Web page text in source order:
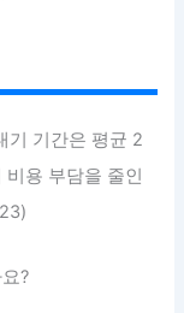
기 기간은 평균 2
용 부담을 줄인
?